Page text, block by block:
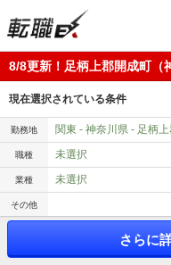
8/8更新！足柄上郡開成町
現在選択されている条件
勤務地 関東 - 神奈川県 - 足柄
職種 未選択
業種 未選択
その他
さらに